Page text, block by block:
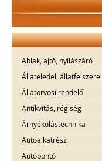
Ablak, ajtó, nyílászáró
Állateledel,
Állatorvosi rendelő
Antikvitás, régiség
Árnyékolástechnika
Autóalkatrész
Autóbontó